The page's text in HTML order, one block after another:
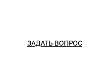
ЗАДАТЬ ВОПРОС